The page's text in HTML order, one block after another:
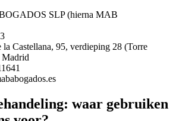
SLP (hierna MAB
la Castellana, 95, verdieping 28 (Torre
Madrid
waar gebruiken